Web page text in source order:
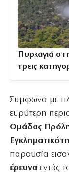
Πυρκαγιά
τρεις
Σύμφωνα με
ευρύτερη
Ομάδας
παρουσία
έρευνα εντός